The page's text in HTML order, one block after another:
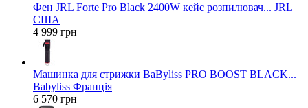
Фен JRL Forte Pro Black 2400W кейс розпилювач... JRL
США
4 999 грн
Машинка для стрижки BaByliss PRO BOOST BLACK...
Babyliss Франція
6 570 грн